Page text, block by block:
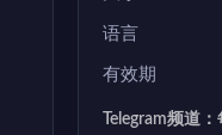
语言
有效期
Telegram频道